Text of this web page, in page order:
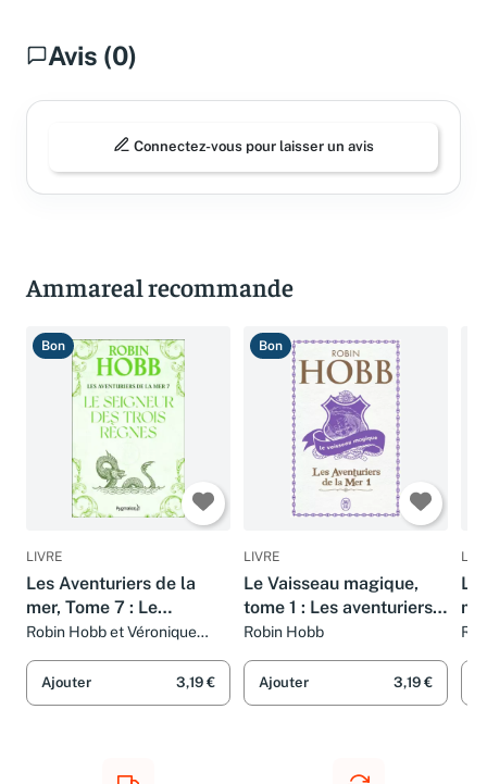
Avis (0)
Connectez-vous pour laisser un avis
Ammareal recommande
Bon
LIVRE
Les Aventuriers de la
mer, Tome 7 : Le
Seigneur des Trois
Robin Hobb et Véronique
Ajouter 3,19 €
Bon
LIVRE
Le Vaisseau magique,
tome 1 : Les aventuriers
de la mer
Robin Hobb
Ajouter 3,19 €